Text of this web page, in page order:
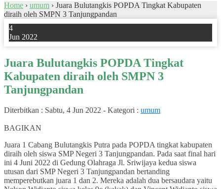
Home › umum › Juara Bulutangkis POPDA Tingkat Kabupaten
diraih oleh SMPN 3 Tanjungpandan
4
Jun 2022
Juara Bulutangkis POPDA Tingkat
Kabupaten diraih oleh SMPN 3
Tanjungpandan
Diterbitkan : Sabtu, 4 Jun 2022 - Kategori : umum
BAGIKAN
Juara 1 Cabang Bulutangkis Putra pada POPDA tingkat kabupaten
diraih oleh siswa SMP Negeri 3 Tanjungpandan. Pada saat final hari
ini 4 Juni 2022 di Gedung Olahraga Jl. Sriwijaya kedua siswa
utusan dari SMP Negeri 3 Tanjungpandan bertanding
memperebutkan juara 1 dan 2. Mereka adalah dua bersaudara yaitu